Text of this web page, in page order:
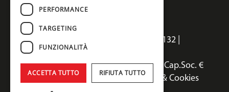
Termal Sales srl | Via della Salute 14, 40132 |
Bologna, Italia
C.F. e P.IVA/Reg.imprese 03238871200 | Cap.Soc. €
4.400.000 – R.E.A. 502965/BO |Privacy & Cookies
PERFORMANCE
TARGETING
FUNZIONALITÀ
ACCETTA TUTTO RIFIUTA TUTTO